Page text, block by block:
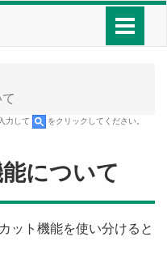
力して をクリックしてください。
について
ット機能を使い分けると